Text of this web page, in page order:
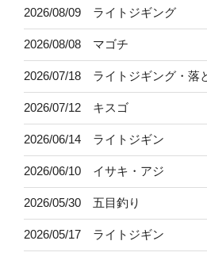
2026/08/09 ライトジギング
2026/08/08 マゴチ
2026/07/18 ライトジギング・落
2026/07/12 キスゴ
2026/06/14 ライトジギン
2026/06/10 イサキ・アジ
2026/05/30 五目釣り
2026/05/17 ライトジギン